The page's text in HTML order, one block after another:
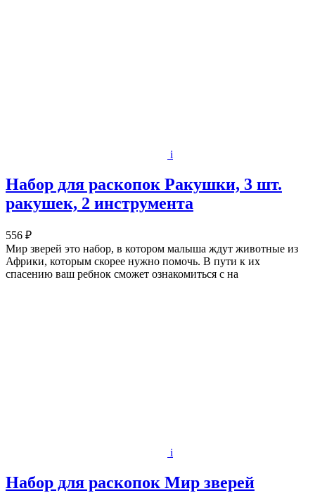
i
Набор для раскопок Ракушки, 3 шт.
ракушек, 2 инструмента
556 ₽
Мир зверей это набор, в котором малыша ждут животные из
Африки, которым скорее нужно помочь. В пути к их
спасению ваш ребнок сможет ознакомиться с на
i
Набор для раскопок Мир зверей